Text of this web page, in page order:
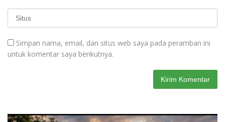
Simpan nama, email, dan situs web saya pada peramban ini
untuk komentar saya berikutnya.